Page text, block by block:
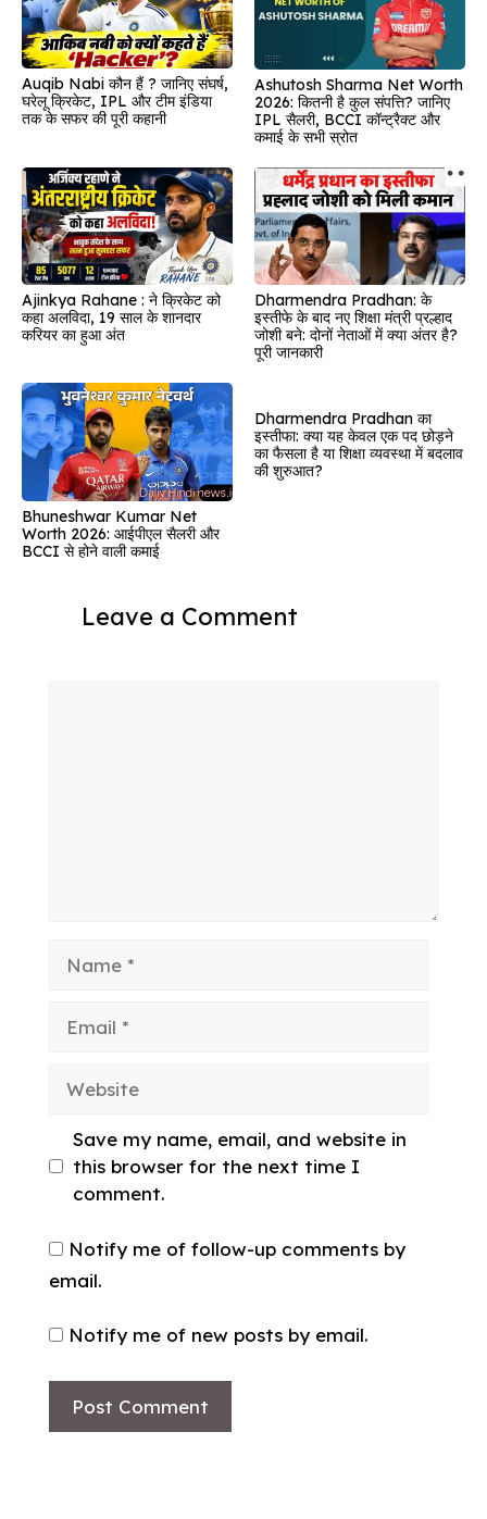
Auqib Nabi कौन हैं ? जानिए संघर्ष,
घरेलू क्रिकेट, IPL और टीम इंडिया
तक के सफर की पूरी कहानी
Ashutosh Sharma Net Worth
2026: कितनी है कुल संपत्ति? जानिए
IPL सैलरी, BCCI कॉन्ट्रैक्ट और
कमाई के सभी स्रोत
Ajinkya Rahane : ने क्रिकेट को
कहा अलविदा, 19 साल के शानदार
करियर का हुआ अंत
Dharmendra Pradhan: के
इस्तीफे के बाद नए शिक्षा मंत्री प्रल्हाद
जोशी बने: दोनों नेताओं में क्या अंतर है?
पूरी जानकारी
Bhuneshwar Kumar Net
Worth 2026: आईपीएल सैलरी और
BCCI से होने वाली कमाई
Dharmendra Pradhan का
इस्तीफा: क्या यह केवल एक पद छोड़ने
का फैसला है या शिक्षा व्यवस्था में बदलाव
की शुरुआत?
Leave a Comment
Website
Save my name, email, and website in
this browser for the next time I
comment.
Notify me of follow-up comments by
email.
Notify me of new posts by email.